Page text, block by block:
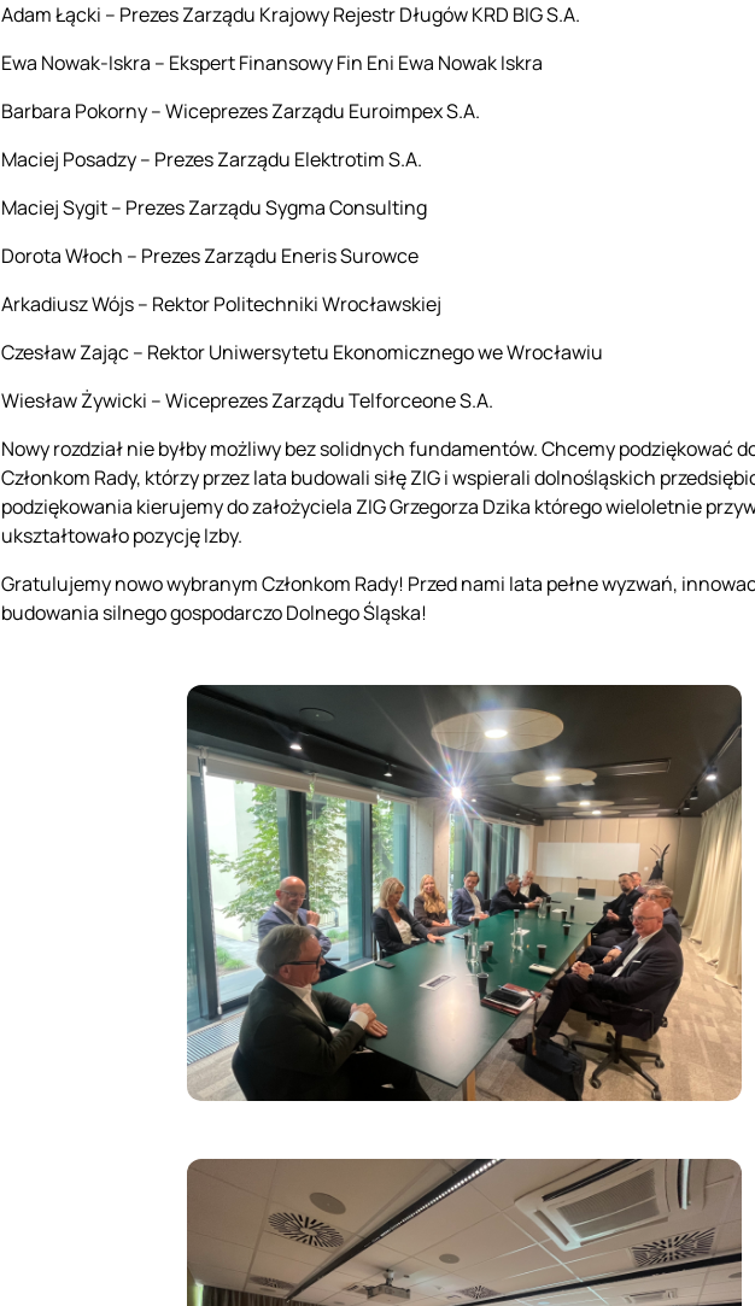
Adam Łącki – Prezes Zarządu Krajowy Rejestr Długów KRD BIG S.A.
Ewa Nowak-Iskra – Ekspert Finansowy Fin Eni Ewa Nowak Iskra
Barbara Pokorny – Wiceprezes Zarządu Euroimpex S.A.
Maciej Posadzy – Prezes Zarządu Elektrotim S.A.
Maciej Sygit – Prezes Zarządu Sygma Consulting
Dorota Włoch – Prezes Zarządu Eneris Surowce
Arkadiusz Wójs – Rektor Politechniki Wrocławskiej
Czesław Zając – Rektor Uniwersytetu Ekonomicznego we Wrocławiu
Wiesław Żywicki – Wiceprezes Zarządu Telforceone S.A.
Nowy rozdział nie byłby możliwy bez solidnych fundamentów. Chcemy podziękować
Członkom Rady, którzy przez lata budowali siłę ZIG i wspierali dolnośląskich
podziękowania kierujemy do założyciela ZIG Grzegorza Dzika którego wieloletnie
ukształtowało pozycję Izby.
Gratulujemy nowo wybranym Członkom Rady! Przed nami lata pełne wyzwań,
budowania silnego gospodarczo Dolnego Śląska!